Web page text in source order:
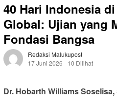
40 Hari Indonesia
Global: Ujian yang
Fondasi Bangsa
Redaksi Malukupost
17 Juni 2026
10 Dilihat
Dr. Hobarth Williams Soselisa,